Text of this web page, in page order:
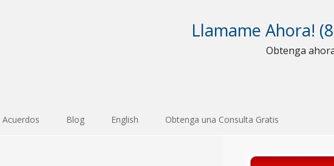
Llamame Ahora!
Obtenga
Acuerdos Blog English Obtenga una Consulta Gratis